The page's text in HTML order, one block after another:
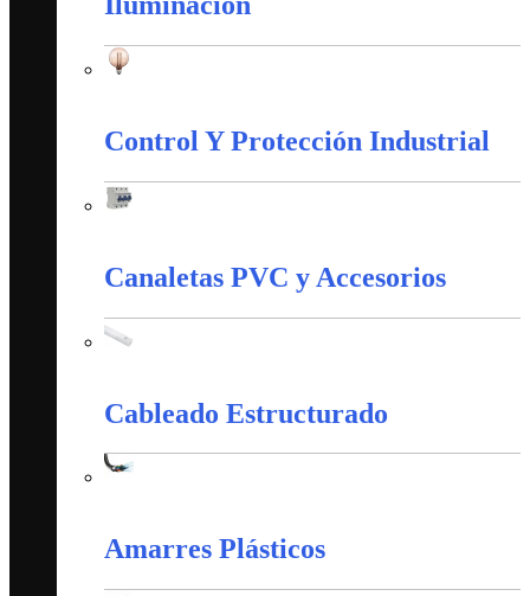
Control Y Protección Industrial
Canaletas PVC y Accesorios
Cableado Estructurado
Amarres Plásticos